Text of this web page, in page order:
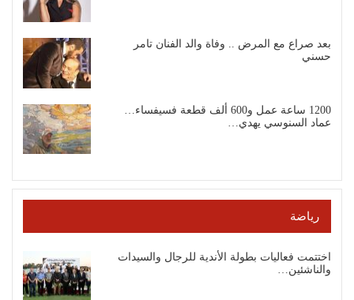
بعد صراع مع المرض .. وفاة والد الفنان تامر
حسني
1200 ساعة عمل و600 ألف قطعة فسيفساء…
عماد السنوسي يهدي…
رياضة
اختتمت فعاليات بطولة الأندية للرجال والسيدات
والناشئين…